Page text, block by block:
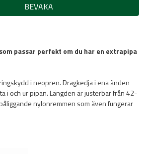
BEVAKA
passar perfekt om du har en extrapipa
i neopren. Dragkedja i ena änden
i och ur pipan. Längden är justerbar från 42-
nylonremmen som även fungerar